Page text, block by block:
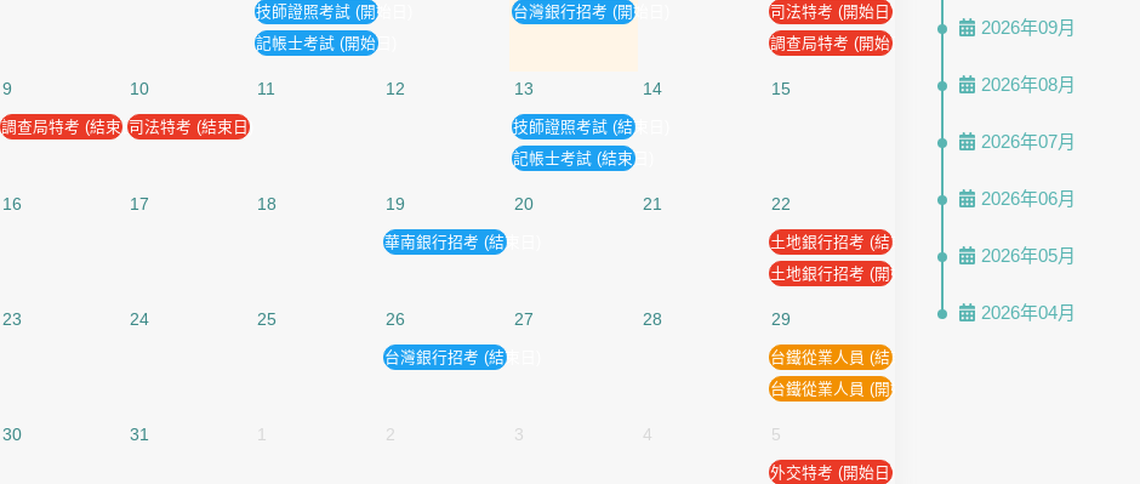
技師證照考試 (開始日)
記帳士考試 (開始日)
台灣銀行招考 (開始日)
司法特考 (開始日)
調查局特考 (開始日)
9
調查局特考 (結束日)
10
司法特考 (結束日)
11 12 13
技師證照考試 (結束日)
記帳士考試 (結束日)
14 15
16 17 18 19
華南銀行招考 (結束日)
20 21 22
土地銀行招考 (結束日)
土地銀行招考 (開始日)
23 24 25 26
台灣銀行招考 (結束日)
27 28 29
台鐵從業人員 (結束日)
台鐵從業人員 (開始日)
30 31 1 2 3 4 5
外交特考 (開始日)
2026年09月
2026年08月
2026年07月
2026年06月
2026年05月
2026年04月